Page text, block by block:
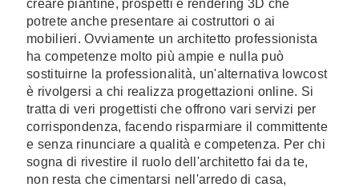
creare piantine, prospetti e rendering 3D che
potrete anche presentare ai costruttori o ai
mobilieri. Ovviamente un architetto professionista
ha competenze molto più ampie e nulla può
sostituirne la professionalità, un'alternativa lowcost
è rivolgersi a chi realizza progettazioni online. Si
tratta di veri progettisti che offrono vari servizi per
corrispondenza, facendo risparmiare il committente
e senza rinunciare a qualità e competenza. Per chi
sogna di rivestire il ruolo dell'architetto fai da te,
non resta che cimentarsi nell'arredo di casa,